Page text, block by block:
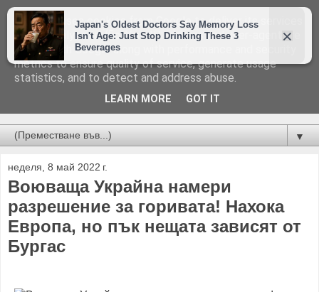
Новини от Бургас, страната и света!
▼
неделя, 8 май 2022 г.
Воюваща Украйна намери
разрешение за горивата! Нахока
Европа, но пък нещата зависят от
Бургас
This site uses cookies from Google to deliver its services
and to analyze traffic. Your IP address and user-agent are
shared with Google along with performance and security
metrics to ensure quality of service, generate usage
statistics, and to detect and address abuse.
LEARN MORE GOT IT